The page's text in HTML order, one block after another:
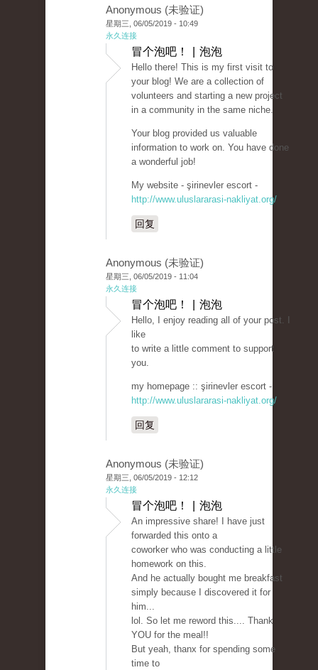
Anonymous (未验证)
星期三, 06/05/2019 - 10:49
永久连接
冒个泡吧！ | 泡泡
Hello there! This is my first visit to
your blog! We are a collection of
volunteers and starting a new project
in a community in the same niche.
Your blog provided us valuable
information to work on. You have done
a wonderful job!
My website - şirinevler escort -
http://www.uluslararasi-nakliyat.org/
回复
Anonymous (未验证)
星期三, 06/05/2019 - 11:04
永久连接
冒个泡吧！ | 泡泡
Hello, I enjoy reading all of your post. I
like
to write a little comment to support
you.
my homepage :: şirinevler escort -
http://www.uluslararasi-nakliyat.org/
回复
Anonymous (未验证)
星期三, 06/05/2019 - 12:12
永久连接
冒个泡吧！ | 泡泡
An impressive share! I have just
forwarded this onto a
coworker who was conducting a little
homework on this.
And he actually bought me breakfast
simply because I discovered it for
him...
lol. So let me reword this.... Thank
YOU for the meal!!
But yeah, thanx for spending some
time to